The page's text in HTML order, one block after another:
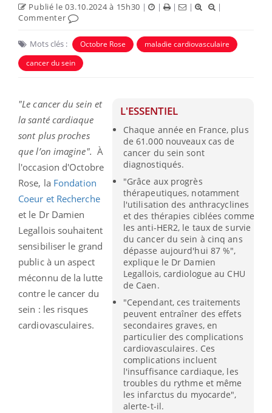
Publié le 03.10.2024 à 15h30 | | | |
|
Commenter
Mots clés : Octobre Rose
maladie cardiovasculaire
cancer du sein
L'ESSENTIEL
Chaque année en France, plus
de 61.000 nouveaux cas de
cancer du sein sont
diagnostiqués.
"Grâce aux progrès
thérapeutiques, notamment
l'utilisation des anthracyclines
et des thérapies ciblées comme
les anti-HER2, le taux de survie
du cancer du sein à cinq ans
dépasse aujourd'hui 87 %",
explique le Dr Damien
Legallois, cardiologue au CHU
de Caen.
"Cependant, ces traitements
peuvent entraîner des effets
secondaires graves, en
particulier des complications
cardiovasculaires. Ces
complications incluent
l'insuffisance cardiaque, les
troubles du rythme et même
les infarctus du myocarde",
alerte-t-il.
"Le cancer du sein et
la santé cardiaque
sont plus proches
que l’on imagine". À
l'occasion d'Octobre
Rose, la Fondation
Coeur et Recherche
et le Dr Damien
Legallois souhaitent
sensibiliser le grand
public à un aspect
méconnu de la lutte
contre le cancer du
sein : les risques
cardiovasculaires.